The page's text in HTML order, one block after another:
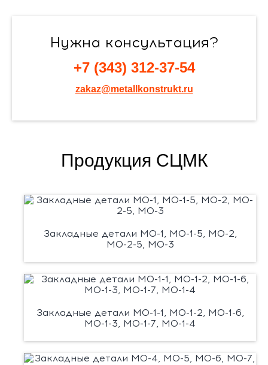
Нужна консультация?
+7 (343) 312-37-54
zakaz@metallkonstrukt.ru
Продукция СЦМК
Закладные детали М0-1, М0-1-5, М0-2,
М0-2-5, М0-3
Закладные детали М0-1-1, М0-1-2, М0-1-6,
М0-1-3, М0-1-7, М0-1-4